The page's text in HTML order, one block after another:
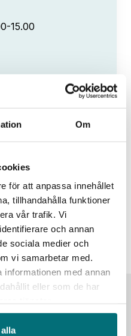
Om
för att anpassa innehållet
tillhandahålla funktioner
vår trafik. Vi
och annan
sociala medier och
vi samarbetar med.
med annan
eller som de har
15.00
i världsklass – här är vägen
Alla event
25